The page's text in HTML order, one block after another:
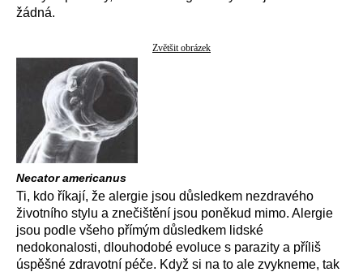
žádná.
Zvětšit obrázek
Necator americanus
Ti, kdo říkají, že alergie jsou důsledkem nezdravého
životního stylu a znečištění jsou poněkud mimo. Alergie
jsou podle všeho přímým důsledkem lidské
nedokonalosti, dlouhodobé evoluce s parazity a příliš
úspěšné zdravotní péče. Když si na to ale zvykneme, tak